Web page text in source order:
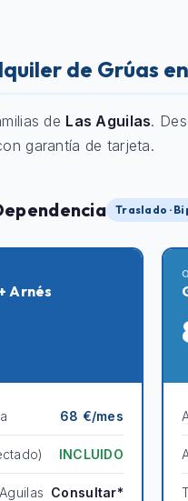
de Grúas
de Las Aguilas.
garantía de tarjeta.
Traslado ·
Arnés
68 €/mes
INCLUIDO
Consultar*